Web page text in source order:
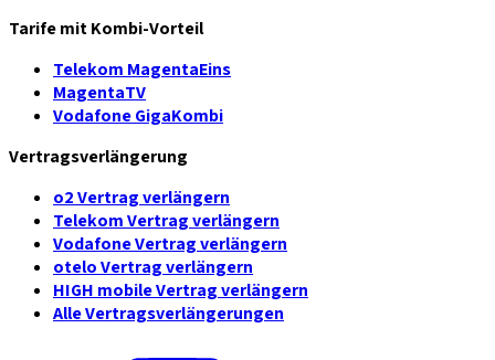
Tarife mit Kombi-Vorteil
Telekom MagentaEins
MagentaTV
Vodafone GigaKombi
Vertragsverlängerung
o2 Vertrag verlängern
Telekom Vertrag verlängern
Vodafone Vertrag verlängern
otelo Vertrag verlängern
HIGH mobile Vertrag verlängern
Alle Vertragsverlängerungen